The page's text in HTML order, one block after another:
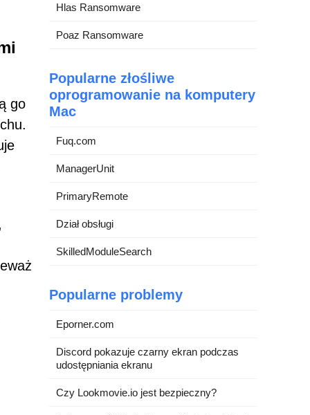
go
Hlas Ransomware
Poaz Ransomware
Popularne złośliwe
oprogramowanie na komputery
Mac
Fuq.com
ManagerUnit
PrimaryRemote
Dział obsługi
SkilledModuleSearch
Popularne problemy
Eporner.com
Discord pokazuje czarny ekran podczas
udostępniania ekranu
Czy Lookmovie.io jest bezpieczny?